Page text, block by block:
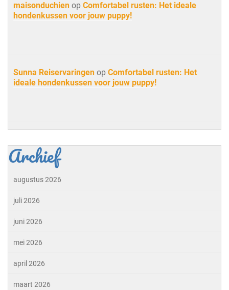
maisonduchien op Comfortabel rusten: Het ideale
hondenkussen voor jouw puppy!
Sunna Reiservaringen op Comfortabel rusten: Het
ideale hondenkussen voor jouw puppy!
Archief
augustus 2026
juli 2026
juni 2026
mei 2026
april 2026
maart 2026